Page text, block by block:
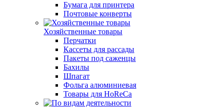
Бумага для принтера
Почтовые конверты
Хозяйственные товары
Перчатки
Кассеты для рассады
Пакеты под саженцы
Бахилы
Шпагат
Фольга алюминиевая
Товары для HoReCa